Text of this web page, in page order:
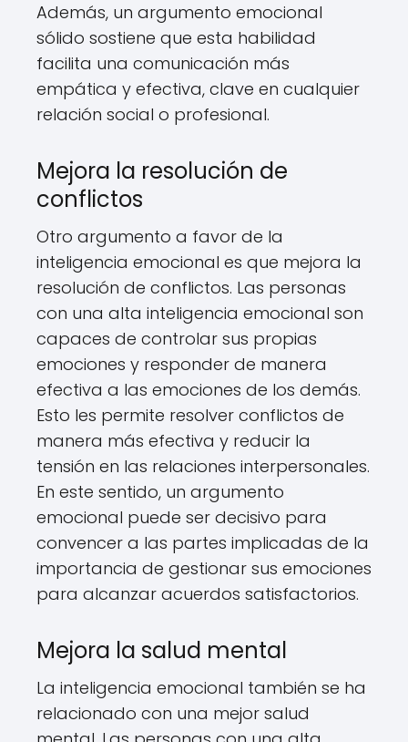
Además, un argumento emocional
sólido sostiene que esta habilidad
facilita una comunicación más
empática y efectiva, clave en cualquier
relación social o profesional.
Mejora la resolución de
conflictos
Otro argumento a favor de la
inteligencia emocional es que mejora la
resolución de conflictos. Las personas
con una alta inteligencia emocional son
capaces de controlar sus propias
emociones y responder de manera
efectiva a las emociones de los demás.
Esto les permite resolver conflictos de
manera más efectiva y reducir la
tensión en las relaciones interpersonales.
En este sentido, un argumento
emocional puede ser decisivo para
convencer a las partes implicadas de la
importancia de gestionar sus emociones
para alcanzar acuerdos satisfactorios.
Mejora la salud mental
La inteligencia emocional también se ha
relacionado con una mejor salud